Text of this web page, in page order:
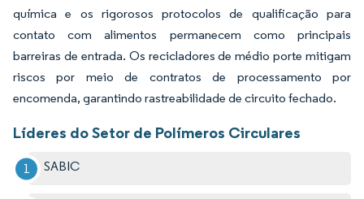
química e os rigorosos protocolos de qualificação para
contato com alimentos permanecem como principais
barreiras de entrada. Os recicladores de médio porte mitigam
riscos por meio de contratos de processamento por
encomenda, garantindo rastreabilidade de circuito fechado.
Líderes do Setor de Polímeros Circulares
SABIC